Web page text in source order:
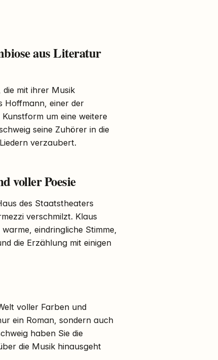
aus Literatur
mit ihrer Musik
Hoffmann, einer der
um eine weitere
seine Zuhörer in die
verzaubert.
voller Poesie
des Staatstheaters
verschmilzt. Klaus
eindringliche Stimme,
die Erzählung mit einigen
voller Farben und
ein Roman, sondern auch
haben Sie die
die Musik hinausgeht